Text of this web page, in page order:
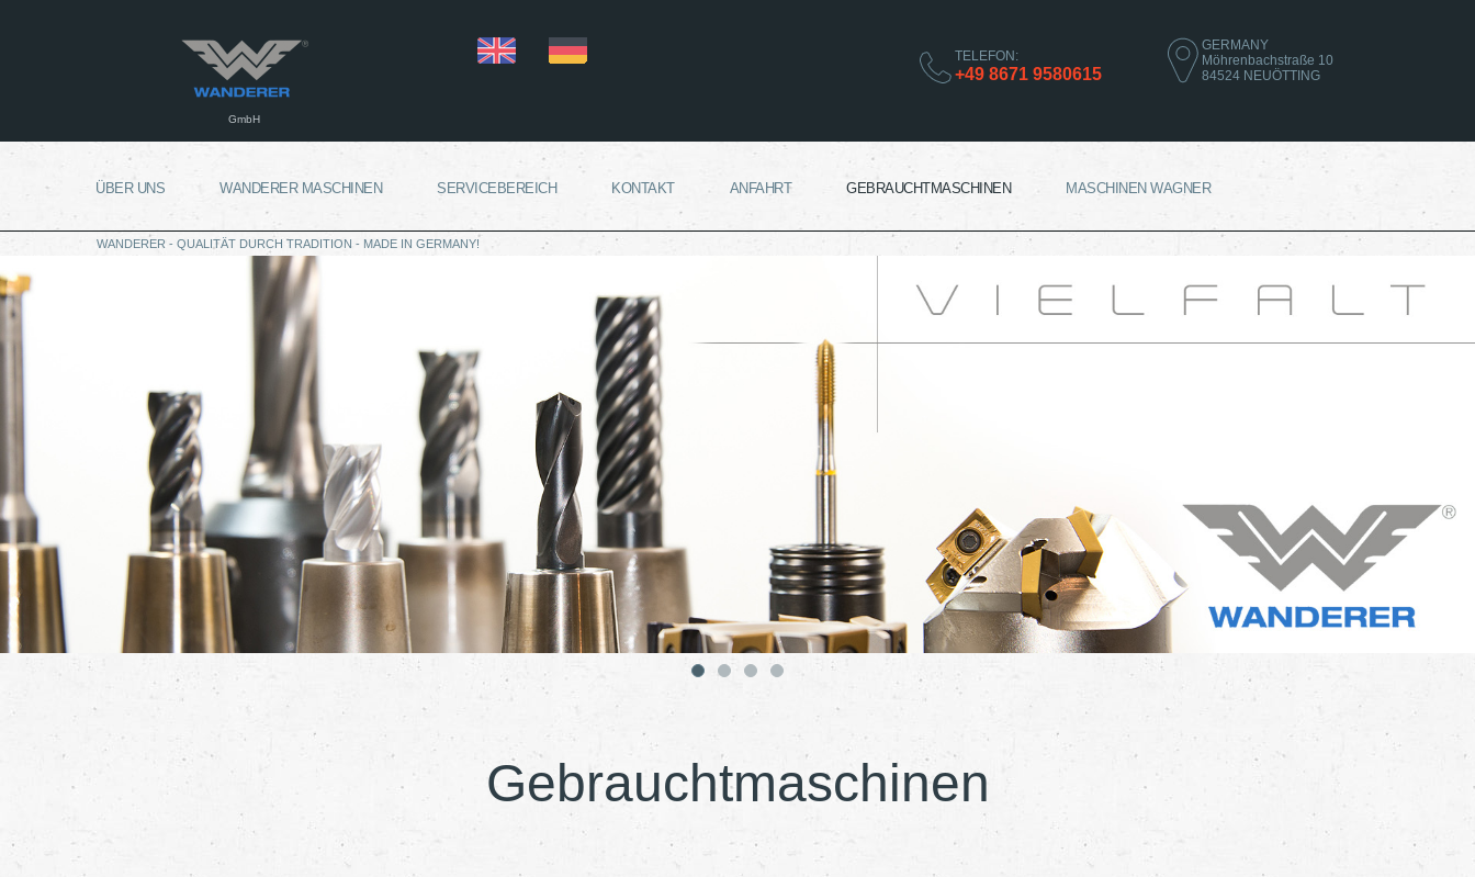
GmbH
TELEFON:
+49 8671 9580615
GERMANY
Möhrenbachstraße 10
84524 NEUÖTTING
ÜBER UNS WANDERER MASCHINEN SERVICEBEREICH KONTAKT ANFAHRT GEBRAUCHTMASCHINEN MASCHINEN WAGNER
WANDERER - QUALITÄT DURCH TRADITION - MADE IN GERMANY!
Gebrauchtmaschinen